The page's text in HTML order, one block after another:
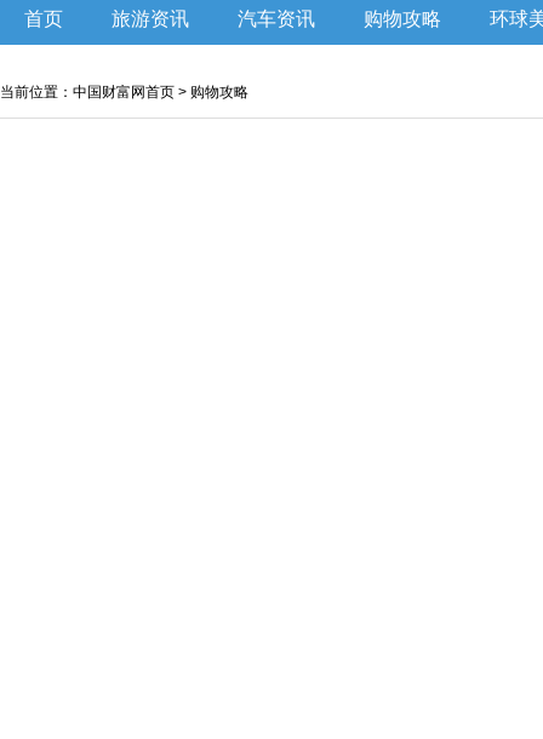
首页 旅游资讯 汽车资讯 购物攻略 环球
当前位置： 中国财富网首页 > 购物攻略